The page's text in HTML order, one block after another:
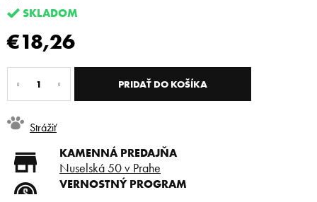
€18,26
Jednotková
cena:
SKLADOM
PRIDAŤ DO KOŠÍKA
Strážiť
KAMENNÁ PREDAJŇA
Nuselská 50 v Prahe
VERNOSTNÝ PROGRAM